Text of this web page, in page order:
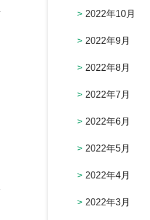
2022年10月
2022年9月
2022年8月
2022年7月
2022年6月
2022年5月
2022年4月
2022年3月